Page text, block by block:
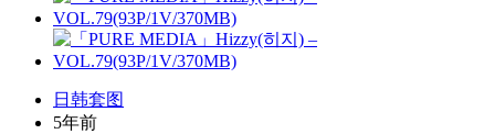
日韩套图
5年前